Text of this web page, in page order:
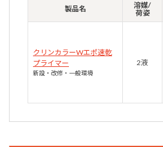
製品名
溶媒/
荷姿
クリンカラーWエポ速乾
プライマー
新設・改修・一般環境
2液